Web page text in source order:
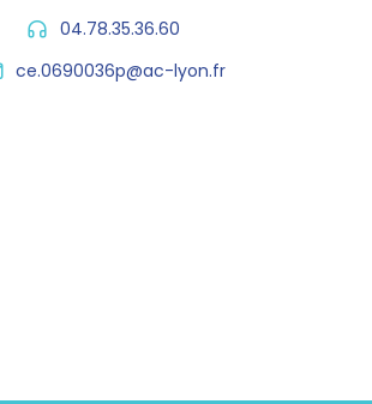
04.78.35.36.60
ce.0690036p@ac-lyon.fr